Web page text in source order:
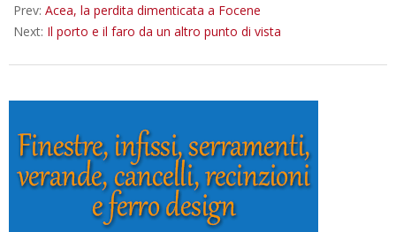
Prev: Acea, la perdita dimenticata a Focene
Next: Il porto e il faro da un altro punto di vista